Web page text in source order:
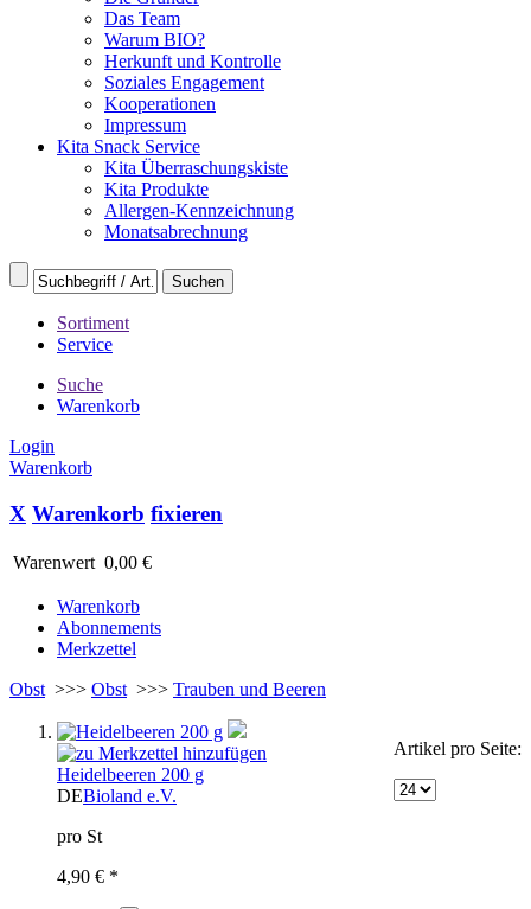
Das Team
Warum BIO?
Herkunft und Kontrolle
Soziales Engagement
Kooperationen
Impressum
Kita Snack Service
Kita Überraschungskiste
Kita Produkte
Allergen-Kennzeichnung
Monatsabrechnung
Sortiment
Service
Suche
Warenkorb
Login
Warenkorb
X Warenkorb fixieren
Warenwert 0,00 €
Warenkorb
Abonnements
Merkzettel
Obst >>> Obst >>> Trauben und Beeren
Artikel pro Seite:
Heidelbeeren 200 g
DEBioland e.V.
pro St
4,90 € *